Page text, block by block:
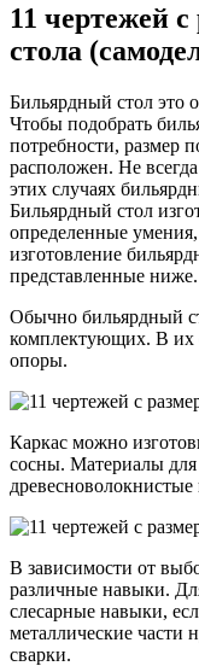
11 чертежей
стола
Бильярдный стол это
Чтобы подобрать
потребности, размер
расположен. Не
этих случаях
Бильярдный стол
определенные
изготовление
представленные ниже.
Обычно бильярдный
комплектующих. В их
опоры.
Каркас можно
сосны. Материалы
В зависимости от
различные навыки.
слесарные навыки,
металлические части
сварки.